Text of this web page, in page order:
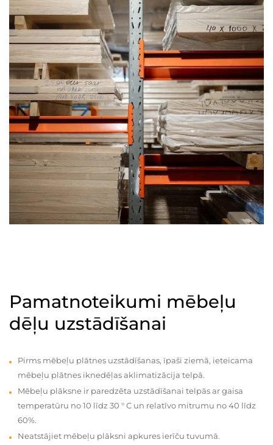
Pamatnoteikumi mēbeļu
dēļu uzstādīšanai
Pirms mēbeļu plātnes uzstādīšanas, īpaši ziemā, ieteicama
mēbeļu plātnes iknedēļas aklimatizācija telpā.
Mēbeļu plāksne ir paredzēta uzstādīšanai telpās ar gaisa
temperatūru no 10 līdz 30 ° C un relatīvo mitrumu no 40 līdz
60%.
Neatstājiet mēbeļu plāksni apkures ierīču tuvumā.